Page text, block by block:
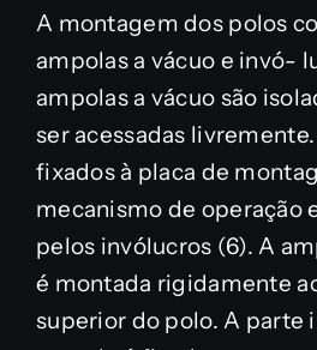
A montagem dos polos
ampolas a vácuo e invó-
ampolas a vácuo são
ser acessadas
fixados à placa de
mecanismo de operação
pelos invólucros (6). A
é montada rigidamente
superior do polo. A parte